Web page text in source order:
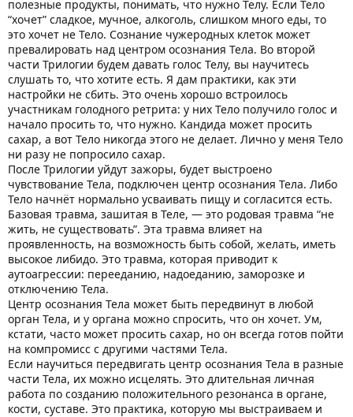
полезные продукты, понимать, что нужно Телу. Если Тело
“хочет” сладкое, мучное, алкоголь, слишком много еды, то
это хочет не Тело. Сознание чужеродных клеток может
превалировать над центром осознания Тела. Во второй
части Трилогии будем давать голос Телу, вы научитесь
слушать то, что хотите есть. Я дам практики, как эти
настройки не сбить. Это очень хорошо встроилось
участникам голодного ретрита: у них Тело получило голос и
начало просить то, что нужно. Кандида может просить
сахар, а вот Тело никогда этого не делает. Лично у меня Тело
ни разу не попросило сахар.
После Трилогии уйдут зажоры, будет выстроено
чувствование Тела, подключен центр осознания Тела. Либо
Тело начнёт нормально усваивать пищу и согласится есть.
Базовая травма, зашитая в Теле, — это родовая травма “не
жить, не существовать”. Эта травма влияет на
проявленность, на возможность быть собой, желать, иметь
высокое либидо. Это травма, которая приводит к
аутоагрессии: перееданию, надоеданию, заморозке и
отключению Тела.
Центр осознания Тела может быть передвинут в любой
орган Тела, и у органа можно спросить, что он хочет. Ум,
кстати, часто может просить сахар, но он всегда готов пойти
на компромисс с другими частями Тела.
Если научиться передвигать центр осознания Тела в разные
части Тела, их можно исцелять. Это длительная личная
работа по созданию положительного резонанса в органе,
кости, суставе. Это практика, которую мы выстраиваем и